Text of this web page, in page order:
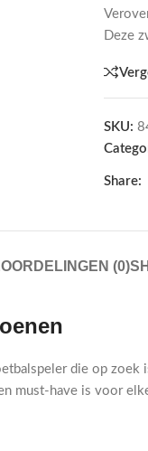
Deze
SKU:
Share:
(0)
die op
must-have is voor